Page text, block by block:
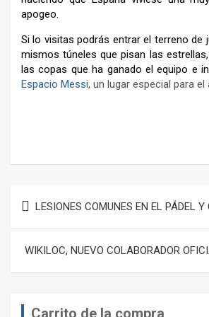
apogeo.
Si lo visitas podrás entrar el terreno de
mismos túneles que pisan las
las copas que ha ganado el equipo e
Espacio Messi, un lugar especial para el
de
LESIONES COMUNES EN EL PÁDEL
WIKILOC, NUEVO COLABORADOR
Carrito de la compra